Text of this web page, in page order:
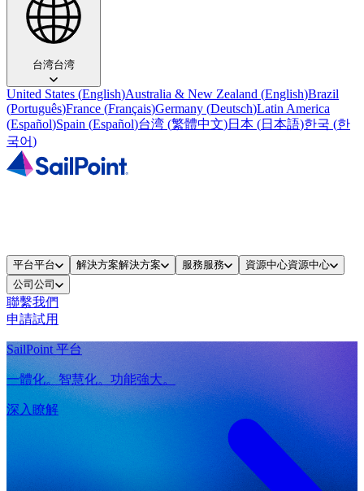
台湾台湾
United States (English)Australia & New Zealand (English)Brazil
(Português)France (Français)Germany (Deutsch)Latin America
(Español)Spain (Español)台湾 (繁體中文)日本 (日本語)한국 (한
국어)
平台平台 解決方案解決方案 服務服務 資源中心資源中心
公司 公司
聯繫我們
申請試用
SailPoint 平台
一體化。智慧化。功能強大。
深入瞭解